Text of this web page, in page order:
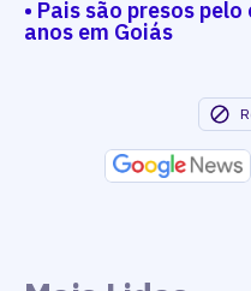
• Pais são presos
anos em Goiás